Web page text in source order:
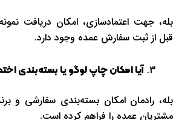
بله، جهت اعتمادسازی، امکان دریافت
قبل از ثبت سفارش عمده وجود دارد.
آیا امکان چاپ لوگو یا بسته‌بندی
بله، رادمان امکان بسته‌بندی سفارشی و
مشتریان عمده را فراهم کرده است.